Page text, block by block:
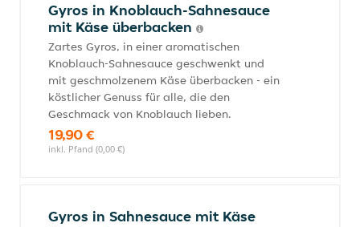
Gyros in Knoblauch-Sahnesauce
mit Käse überbacken
Zartes Gyros, in einer aromatischen
Knoblauch-Sahnesauce geschwenkt und
mit geschmolzenem Käse überbacken - ein
köstlicher Genuss für alle, die den
Geschmack von Knoblauch lieben.
19,90 €
inkl. Pfand (0,00 €)
Gyros in Sahnesauce mit Käse